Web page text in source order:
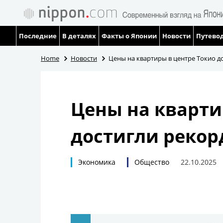
Последние В деталях Факты о Японии Новости
Home Новости Цены на квартиры в центре Токио
Цены на
достигли
Экономика Общество 22.10.2025